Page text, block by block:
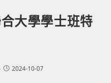
合大學學士班特
Post2024-10-07